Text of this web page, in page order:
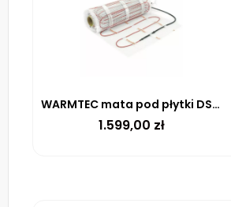
WARMTEC mata pod płytki DS2-140 170 W/m² – 14m²
1.599,00 zł